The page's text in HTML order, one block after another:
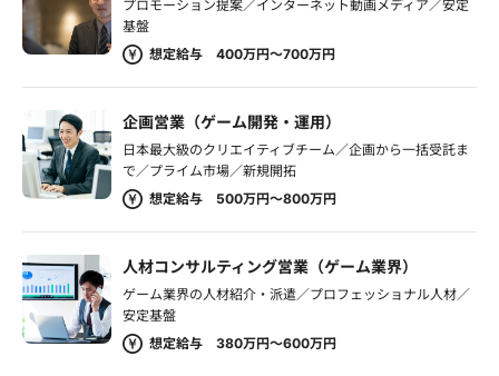
プロモーション提案／インターネット動画メディア／安定
基盤
想定給与 400万円～700万円
企画営業（ゲーム開発・運用）
日本最大級のクリエイティブチーム／企画から一括受託ま
で／プライム市場／新規開拓
想定給与 500万円～800万円
人材コンサルティング営業（ゲーム業界）
ゲーム業界の人材紹介・派遣／プロフェッショナル人材／
安定基盤
想定給与 380万円～600万円